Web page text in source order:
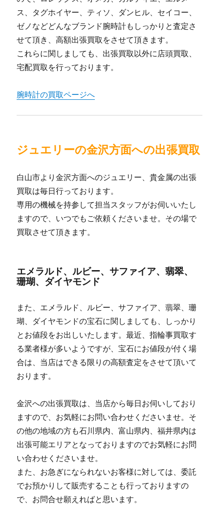
ス、タグホイヤー、ティソ、ダンヒル、セイコー、
ゼノなどどんなブランド腕時計もしっかりと査定さ
せて頂き、高額出張買取をさせて頂きます。
これらに関しましても、出張買取以外に店頭買取、
宅配買取を行っております。
腕時計の買取ページへ
ジュエリーの金沢方面への出張買取
白山市より金沢方面へのジュエリー、貴金属の出張
買取は毎日行っております。
専用の機械を持参して担当スタッフがお伺いいたし
ますので、いつでもご依頼くださいませ。その場で
買取させて頂きます。
エメラルド、ルビー、サファイア、翡翠、
珊瑚、ダイヤモンド
また、エメラルド、ルビー、サファイア、翡翠、珊
瑚、ダイヤモンドの宝石に関しましても、しっかり
とお値段をお出しいたします。最近、指輪事買取す
る業者様が多いようですが、宝石にお値段が付く場
合は、当店はできる限りの高額査定をさせて頂いて
おります。
金沢への出張買取は、当店から毎日お伺いしており
ますので、お気軽にお問い合わせくださいませ。そ
の他の地域の方も石川県内、富山県内、福井県内は
出張可能エリアとなっておりますのでお気軽にお問
い合わせくださいませ。
また、お急ぎになられないお客様に対しては、委託
でお預かりして販売することも行っておりますの
で、お問合せ願えればと思います。